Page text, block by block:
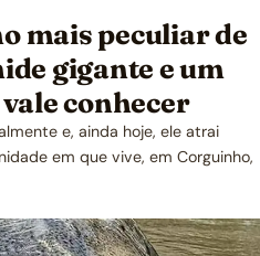
mais peculiar de
gigante e um
conhecer
e, ainda hoje, ele atrai
em que vive, em Corguinho,